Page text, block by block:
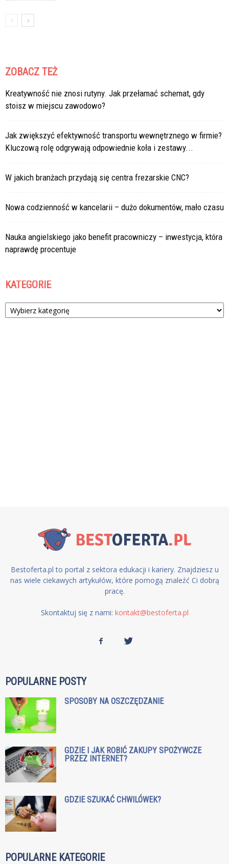
ZOBACZ TEŻ
Kreatywność nie znosi rutyny. Jak przełamać schemat, gdy
stoisz w miejscu zawodowo?
Jak zwiększyć efektywność transportu wewnętrznego w firmie?
Kluczową rolę odgrywają odpowiednie koła i zestawy...
W jakich branżach przydają się centra frezarskie CNC?
Nowa codzienność w kancelarii – dużo dokumentów, mało czasu
Nauka angielskiego jako benefit pracowniczy – inwestycja, która
naprawdę procentuje
KATEGORIE
Kategorie
Bestoferta.pl to portal z sektora edukacji i kariery. Znajdziesz u
nas wiele ciekawych artykułów, które pomogą znaleźć Ci dobrą
pracę.
Skontaktuj się z nami: kontakt@bestoferta.pl
POPULARNE POSTY
SPOSOBY NA OSZCZĘDZANIE
GDZIE I JAK ROBIĆ ZAKUPY SPOŻYWCZE
PRZEZ INTERNET?
GDZIE SZUKAĆ CHWILÓWEK?
POPULARNE KATEGORIE